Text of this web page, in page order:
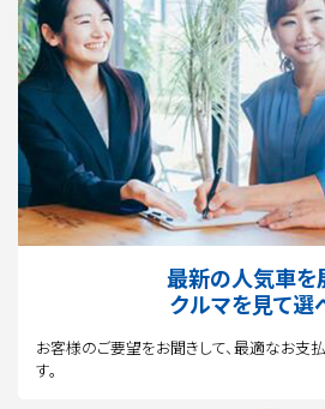
最新の人気車を
クルマを見て選
お客様のご要望をお聞きして、最適なお支
す。